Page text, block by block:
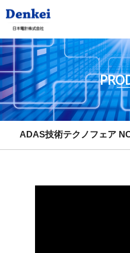
ADAS技術テクノフェア
ADAS技術テクノフェア
て
Global Home
ADAS技術テクノフェア